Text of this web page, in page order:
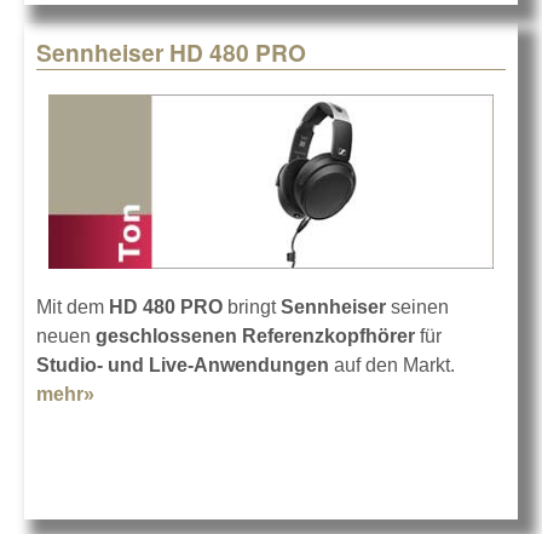
Sennheiser HD 480 PRO
Mit dem HD 480 PRO bringtSennheiser seinen
neuen geschlossenen Referenzkopfhörer für
Studio- und Live-Anwendungen auf den Markt.
mehr»